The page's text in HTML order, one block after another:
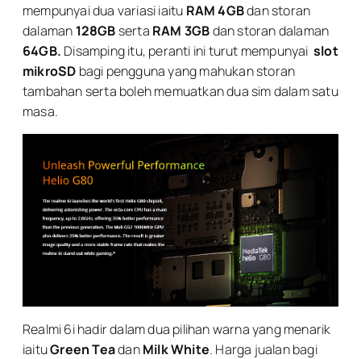
mempunyai dua variasi iaitu RAM 4GBdan storan
dalaman 128GBserta RAM 3GBdan storan dalaman
64GB. Disamping itu, peranti ini turut mempunyaislot
mikroSD bagi pengguna yang mahukan storan
tambahan serta boleh memuatkan dua sim dalam satu
masa.
Realmi 6i hadir dalam dua pilihan warna yang menarik
iaituGreen TeadanMilk White. Harga jualan bagi